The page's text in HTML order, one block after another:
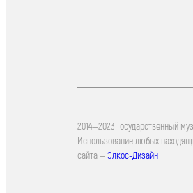
2014—2023 Государственный
Использование любых
сайта — Элкос-Дизайн